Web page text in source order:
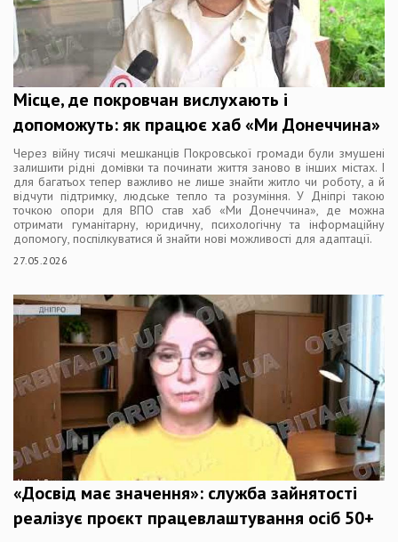
Місце, де покровчан вислухають і
допоможуть: як працює хаб «Ми Донеччина»
Через війну тисячі мешканців Покровської громади були змушені
залишити рідні домівки та починати життя заново в інших містах. І
для багатьох тепер важливо не лише знайти житло чи роботу, а й
відчути підтримку, людське тепло та розуміння. У Дніпрі такою
точкою опори для ВПО став хаб «Ми Донеччина», де можна
отримати гуманітарну, юридичну, психологічну та інформаційну
допомогу, поспілкуватися й знайти нові можливості для адаптації.
27.05.2026
«Досвід має значення»: служба зайнятості
реалізує проєкт працевлаштування осіб 50+